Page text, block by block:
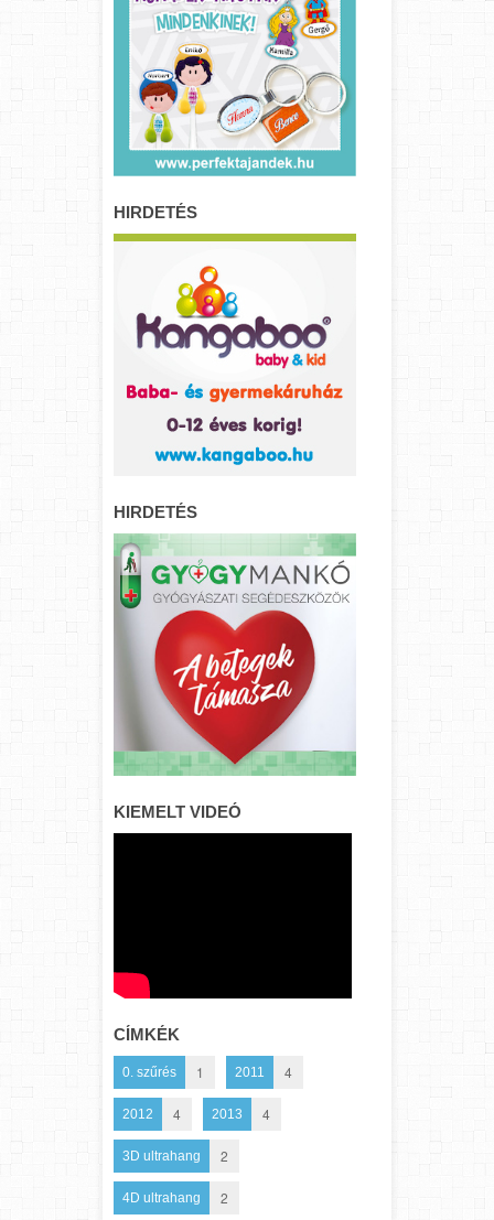
HIRDETÉS
HIRDETÉS
KIEMELT VIDEÓ
CÍMKÉK
0. szűrés 1 2011 4
2012 4 2013 4
3D ultrahang 2
4D ultrahang 2